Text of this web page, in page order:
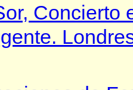
Concierto